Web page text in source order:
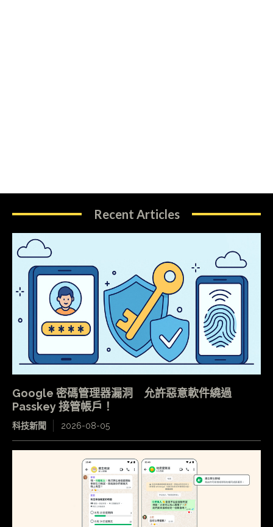
Recent Articles
Google 密碼管理器漏洞 允許惡意軟件繞過
Passkey 接管帳戶！
科技新聞 2026-08-05